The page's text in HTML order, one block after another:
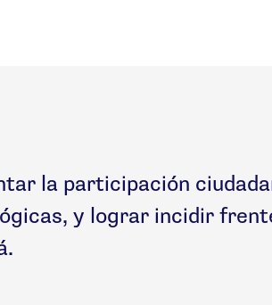
la participación
y lograr incidir